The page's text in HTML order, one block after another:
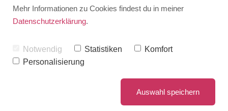
auch im Sprechen
Gesprächen, Präsentationen
und bei öffentlichen
Auftritten.
Mehr Informationen zu Cookies findest du in meiner
Datenschutzerklärung.
Notwendig Statistiken
Komfort
Personalisierung
Auswahl speichern